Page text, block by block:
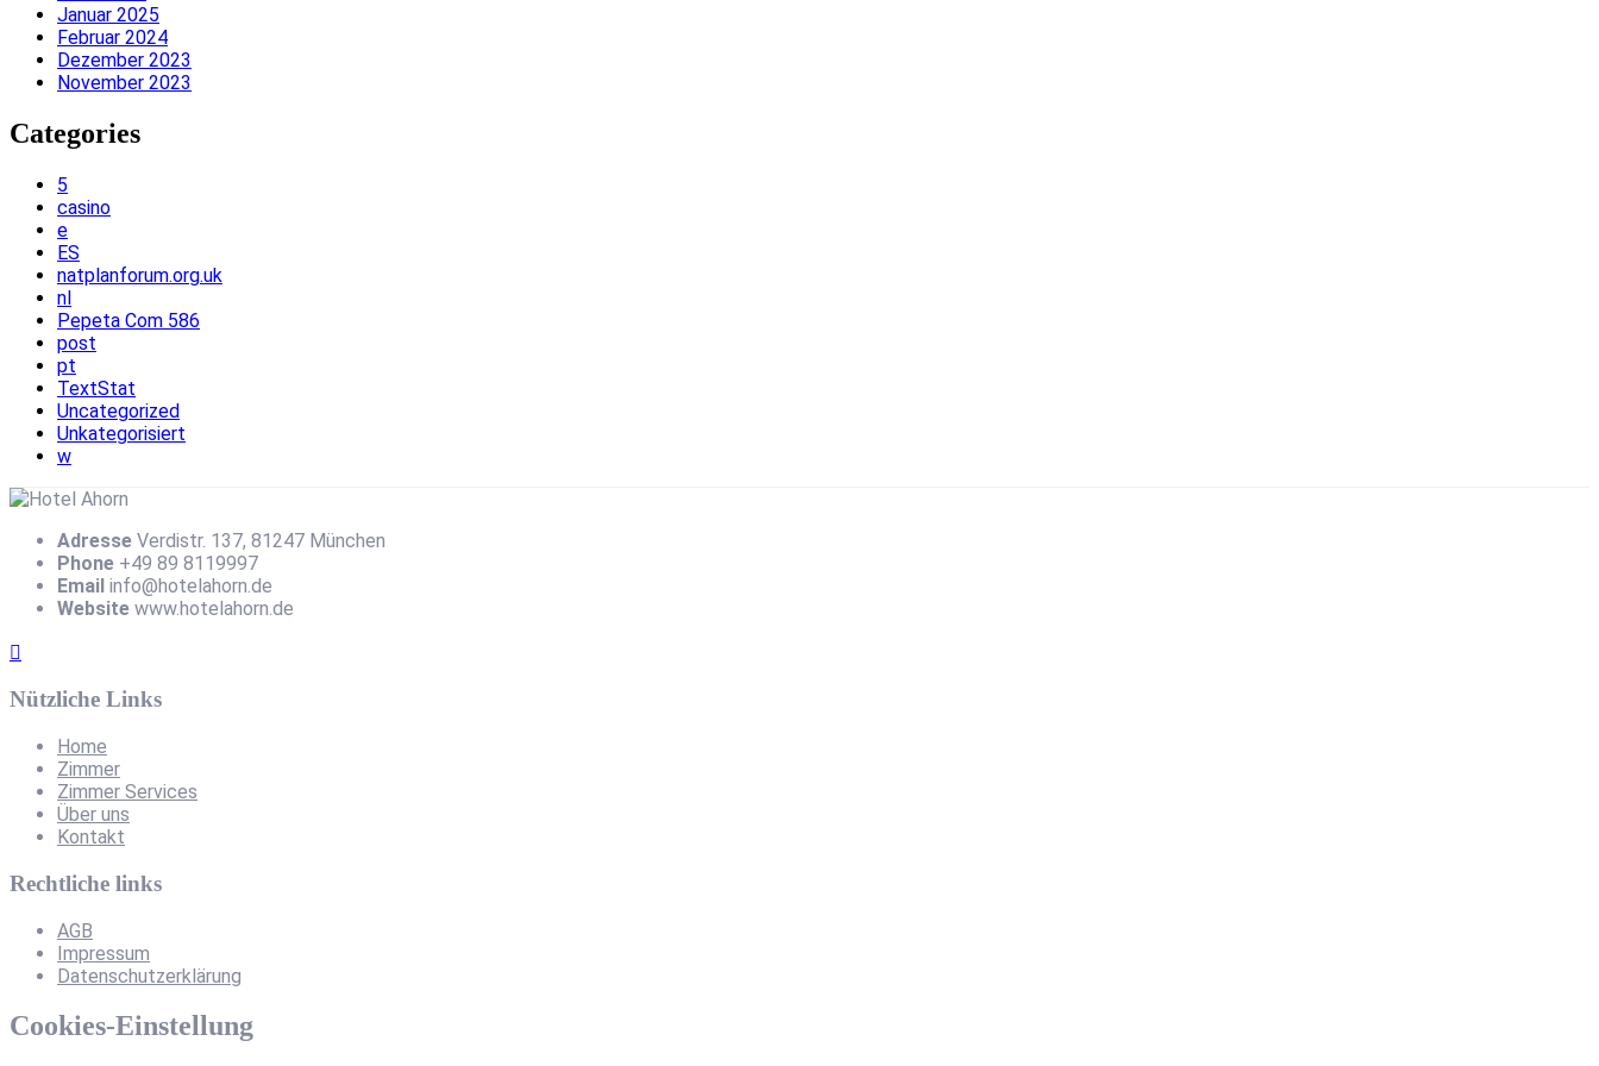
Januar 2025
Februar 2024
Dezember 2023
November 2023
Categories
5
casino
e
ES
natplanforum.org.uk
nl
Pepeta Com 586
post
pt
TextStat
Uncategorized
Unkategorisiert
w
Adresse Verdistr. 137, 81247 München
Phone +49 89 8119997
Email info@hotelahorn.de
Website www.hotelahorn.de
Nützliche Links
Home
Zimmer
Zimmer Services
Über uns
Kontakt
Rechtliche links
AGB
Impressum
Datenschutzerklärung
Cookies-Einstellung